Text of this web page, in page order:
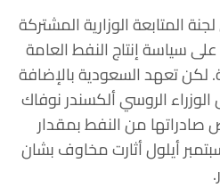
المتابعة الوزارية المشتركة
سياسة إنتاج النفط العامة
لكن تعهد السعودية بالإضافة
الروسي ألكسندر نوفاك
من النفط بمقدار
سبتمبر أيلول أثارت مخاوف بشان